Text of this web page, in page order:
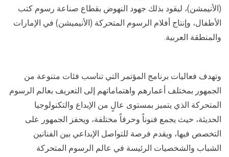
(الأنيمشن)، ليقود بذلك جهود النهوض بقطاع صناعة رسوم كتب
الأطفال، وإنتاج أفلام الرسوم المتحركة (الأنيميشن) في الإمارات
والمنطقة العربية.
وتهدف فعاليات برنامج المؤتمر التي تناسب فئات متنوعة من
الجمهور بمختلف أعمارهم واهتماماتهم إلى التعريف بعالم الرسوم
المتحركة الذي يتميز بمستوى عالٍ من الإبداع والتكنولوجيا
الحديثة، حيث يجمع فنوناً وحرفاً مختلفة، ويحفز الجمهور على
التخصص فيها، ويقدم فرصة للتواصل الإبداعي بين الفنانين
الشباب والشخصيات الرئيسة في عالم الرسوم المتحركة